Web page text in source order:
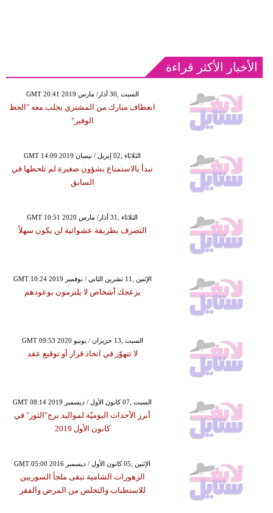
الأخبار الأكثر قراءة
GMT 20:41 2019 السبت ,30 آذار/ مارس
انعطاف مبارك من المشتري يجلب معه "الحظ
الوفير"
GMT 14:09 2019 الثلاثاء ,02 إبريل / نيسان
تبدأ بالاستمتاع بشؤون صغيرة لم تلحظها في
السابق
GMT 10:51 2020 الثلاثاء ,31 آذار/ مارس
التصرف بطريقة عشوائية لن يكون سهلاً
GMT 10:24 2019 الإثنين ,11 تشرين الثاني / نوفمبر
يزعجك أشخاص لا يلتزمون بوعودهم
GMT 09:53 2020 السبت ,13 حزيران / يونيو
لا تتهوّر في اتخاذ قرار أو توقيع عقد
GMT 08:14 2019 السبت ,07 كانون الأول / ديسمبر
أبرز الأحداث اليوميّة لمواليد برج"الثور" في
كانون الأول 2019
GMT 05:00 2016 الإثنين ,05 كانون الأول / ديسمبر
الزهورات الشامية تبقى ملجأ السوريين
للاستطباب والتخلص من المرض والفقر